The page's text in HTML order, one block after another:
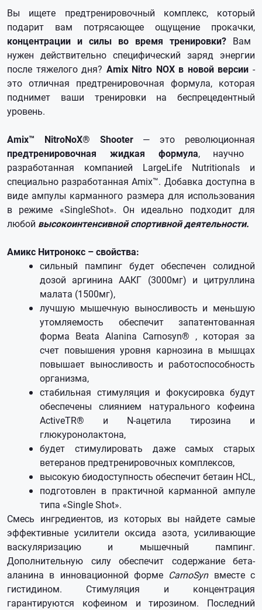
Вы ищете предтренировочный комплекс, который
подарит вам потрясающее ощущение прокачки,
концентрации и силы во время тренировки? Вам
нужен действительно специфический заряд энергии
после тяжелого дня? Amix Nitro NOX в новой версии-
это отличная предтренировочная формула, которая
поднимет ваши тренировки на беспрецедентный
уровень.
Amix™ NitroNoX® Shooter — это революционная
предтренировочная жидкая формула, научно
разработанная компанией LargeLife Nutritionals и
специально разработанная Amix™. Добавка доступна в
виде ампулы карманного размера для использования
в режиме «SingleShot». Он идеально подходит для
любой высокоинтенсивной спортивной деятельности.
Амикс Нитронокс – свойства:
сильный пампинг будет обеспечен солидной
дозой аргинина ААКГ (3000мг) и цитруллина
малата (1500мг),
лучшую мышечную выносливость и меньшую
утомляемость обеспечит запатентованная
форма Beata Alanina Carnosyn® , которая за
счет повышения уровня карнозина в мышцах
повышает выносливость и работоспособность
организма,
стабильная стимуляция и фокусировка будут
обеспечены слиянием натурального кофеина
ActiveTR® и N-ацетила тирозина и
глюкуронолактона,
будет стимулировать даже самых старых
ветеранов предтренировочных комплексов,
высокую биодоступность обеспечит бетаин HCL,
подготовлен в практичной карманной ампуле
типа «Single Shot».
Смесь ингредиентов, из которых вы найдете самые
эффективные усилители оксида азота, усиливающие
васкуляризацию и мышечный пампинг.
Дополнительную силу обеспечит содержание бета-
аланина в инновационной форме CarnoSynвместе с
гистидином. Стимуляция и концентрация
гарантируются кофеином и тирозином. Последний